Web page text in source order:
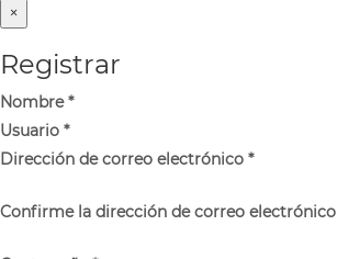
×
Registrar
Nombre*
Usuario *
Dirección de correo electrónico *
Confirme la dirección de correo electrónico